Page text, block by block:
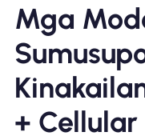
Mga
+ Cellular